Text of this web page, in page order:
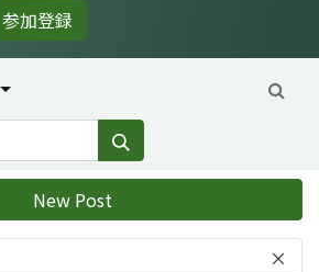
参加登録
×
New Post